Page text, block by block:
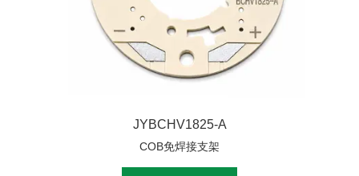
JYBCHV1825-A
COB免焊接支架